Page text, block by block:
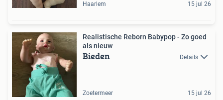
Haarlem 15 jul 26
Realistische Reborn Babypop - Zo goed
als nieuw
Bieden Details
Zoetermeer 15 jul 26